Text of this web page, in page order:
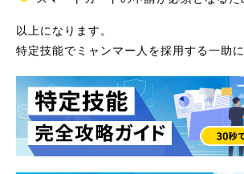
以上になります。
特定技能でミャンマー人を採用する一助に